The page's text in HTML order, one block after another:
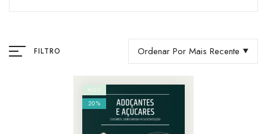
FILTRO Ordenar Por Mais Recente
HOT
20%